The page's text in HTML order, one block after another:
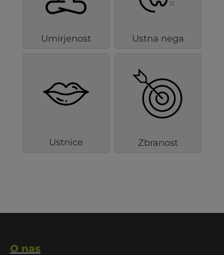
Umirjenost Ustna nega
Ustnice Zbranost
O nas